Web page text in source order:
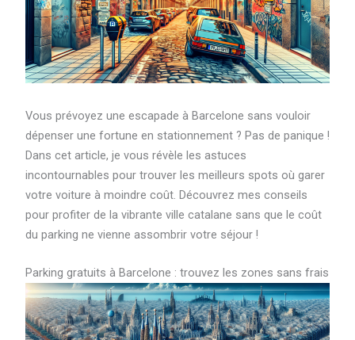
Vous prévoyez une escapade à Barcelone sans vouloir
dépenser une fortune en stationnement ? Pas de panique !
Dans cet article, je vous révèle les astuces
incontournables pour trouver les meilleurs spots où garer
votre voiture à moindre coût. Découvrez mes conseils
pour profiter de la vibrante ville catalane sans que le coût
du parking ne vienne assombrir votre séjour !
Parking gratuits à Barcelone : trouvez les zones sans frais